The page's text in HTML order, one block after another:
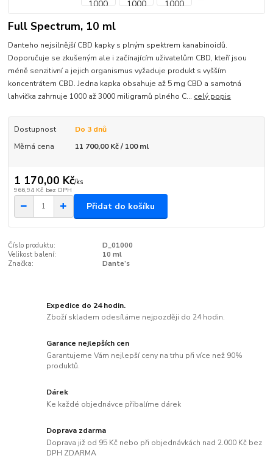
Full Spectrum, 10 ml
Danteho nejsilnější CBD kapky s plným spektrem kanabinoidů.
Doporučuje se zkušeným ale i začínajícím uživatelům CBD, kteří jsou
méně senzitivní a jejich organismus vyžaduje produkt s vyšším
koncentrátem CBD. Jedna kapka obsahuje až 5 mg CBD a samotná
lahvička zahrnuje 1000 až 3000 miligramů plného C... celý popis
Dostupnost
Do 3 dnů
Měrná cena
11 700,00 Kč / 100 ml
1 170,00 Kč/ks
966,94 Kč bez DPH
Přidat do košíku
Číslo produktu:
D_01000
Velikost balení:
10 ml
Značka:
Dante’s
Expedice do 24 hodin.
Zboží skladem odesíláme nejpozději do 24 hodin.
Garance nejlepších cen
Garantujeme Vám nejlepší ceny na trhu při více než 90%
produktů.
Dárek
Ke každé objednávce přibalíme dárek
Doprava zdarma
Doprava již od 95 Kč nebo při objednávkách nad 2.000 Kč bez
DPH ZDARMA